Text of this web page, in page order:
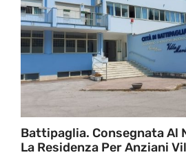
Battipaglia. Consegnata Al
La Residenza Per Anziani